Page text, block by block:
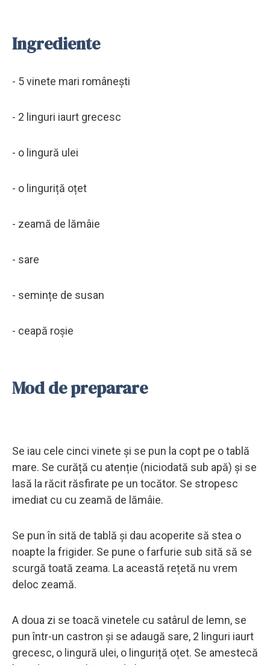
Ingrediente
- 5 vinete mari românești
- 2 linguri iaurt grecesc
- o lingură ulei
- o linguriță oțet
- zeamă de lămâie
- sare
- semințe de susan
- ceapă roșie
Mod de preparare
Se iau cele cinci vinete și se pun la copt pe o tablă
mare. Se curăță cu atenție (niciodată sub apă) și se
lasă la răcit răsfirate pe un tocător. Se stropesc
imediat cu cu zeamă de lămâie.
Se pun în sită de tablă și dau acoperite să stea o
noapte la frigider. Se pune o farfurie sub sită să se
scurgă toată zeama. La această rețetă nu vrem
deloc zeamă.
A doua zi se toacă vinetele cu satârul de lemn, se
pun într-un castron și se adaugă sare, 2 linguri iaurt
grecesc, o lingură ulei, o linguriță oțet. Se amestecă